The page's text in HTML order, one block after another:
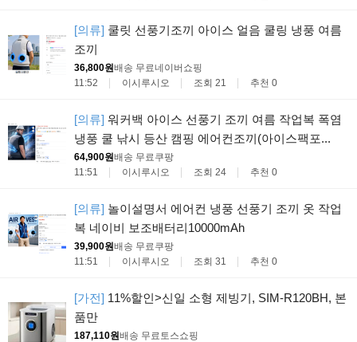
[의류] 쿨릿 선풍기조끼 아이스 얼음 쿨링 냉풍 여름
조끼
36,800원배송 무료네이버쇼핑
11:52
이시루시오 조회 21 추천 0
[의류] 워커백 아이스 선풍기 조끼 여름 작업복 폭염
냉풍 쿨 낚시 등산 캠핑 에어컨조끼(아이스팩포...
64,900원배송 무료 쿠팡
11:51
이시루시오 조회 24 추천 0
[의류] 놀이설명서 에어컨 냉풍 선풍기 조끼 옷 작업
복 네이비 보조배터리10000mAh
39,900원배송 무료 쿠팡
11:51
이시루시오 조회 31 추천 0
[가전] 11%할인>신일 소형 제빙기, SIM-R120BH, 본
품만
187,110원배송 무료 토스쇼핑